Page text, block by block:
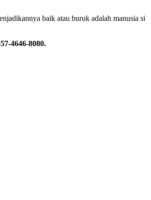
baik atau buruk adalah manusia si
4646-8080.